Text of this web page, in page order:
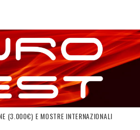
(3.000€) E MOSTRE INTERNAZIONALI